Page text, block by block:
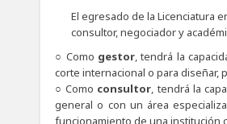
El egresado de la Licenciatura
consultor, negociador y
○ Como gestor, tendrá la
corte internacional o para
○ Como consultor , tendrá la
general o con un área
funcionamiento de una institución